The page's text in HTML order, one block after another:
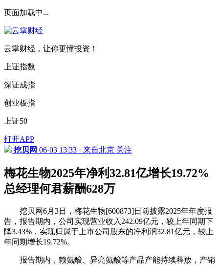
页面加载中...
云掌财经，让你更懂投资！
上证指数
深证成指
创业板指
上证50
打开APP
挖贝网 06-03 13:33 · 来自北京 关注
梅花生物2025年净利32.81亿增长19.72%
总经理何君薪酬628万
挖贝网6月3日，梅花生物[600873]日前披露2025年年度报
告，报告期内，公司实现营业收入242.09亿元，较上年同期下
降3.43%，实现归属于上市公司股东的净利润32.81亿元，较上
年同期增长19.72%。
报告期内，赖氨酸、异亮氨酸等产品产能持续释放，产销